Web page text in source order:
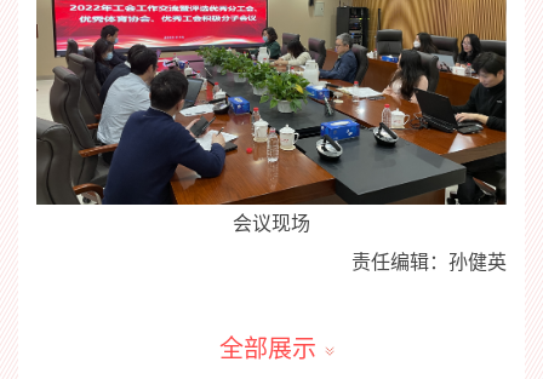
会议现场
责任编辑：孙健英
全部展示